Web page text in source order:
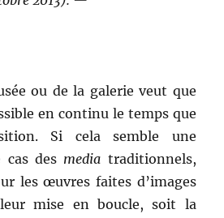
ou de la galerie veut que
en continu le temps que
Si cela semble une
cas des media traditionnels,
les œuvres faites d’images
mise en boucle, soit la